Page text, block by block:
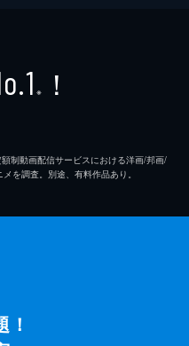
※ ！
制動画配信サービスにおける洋画/邦画/
を調査。別途、有料作品あり。